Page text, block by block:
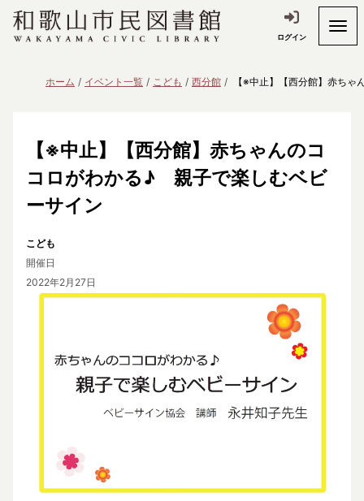
ログイン
ホーム イベント一覧 こども 西分館 【※中止】【西分館】赤ち
【※中止】【西分館】赤ちゃんのコ
コロがわかる♪ 親子で楽しむベビ
ーサイン
こども
開催日
2022年2月27日